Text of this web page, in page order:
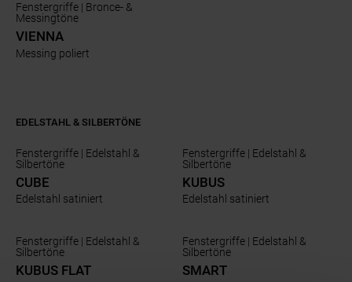
Fenstergriffe | Bronce- &
Messingtöne
VIENNA
Messing poliert
EDELSTAHL & SILBERTÖNE
Fenstergriffe | Edelstahl &
Silbertöne
CUBE
Edelstahl satiniert
Fenstergriffe | Edelstahl &
Silbertöne
KUBUS
Edelstahl satiniert
Fenstergriffe | Edelstahl &
Silbertöne
KUBUS FLAT
Fenstergriffe | Edelstahl &
Silbertöne
SMART